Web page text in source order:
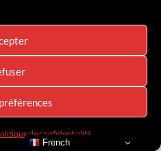
de confidentialité
French